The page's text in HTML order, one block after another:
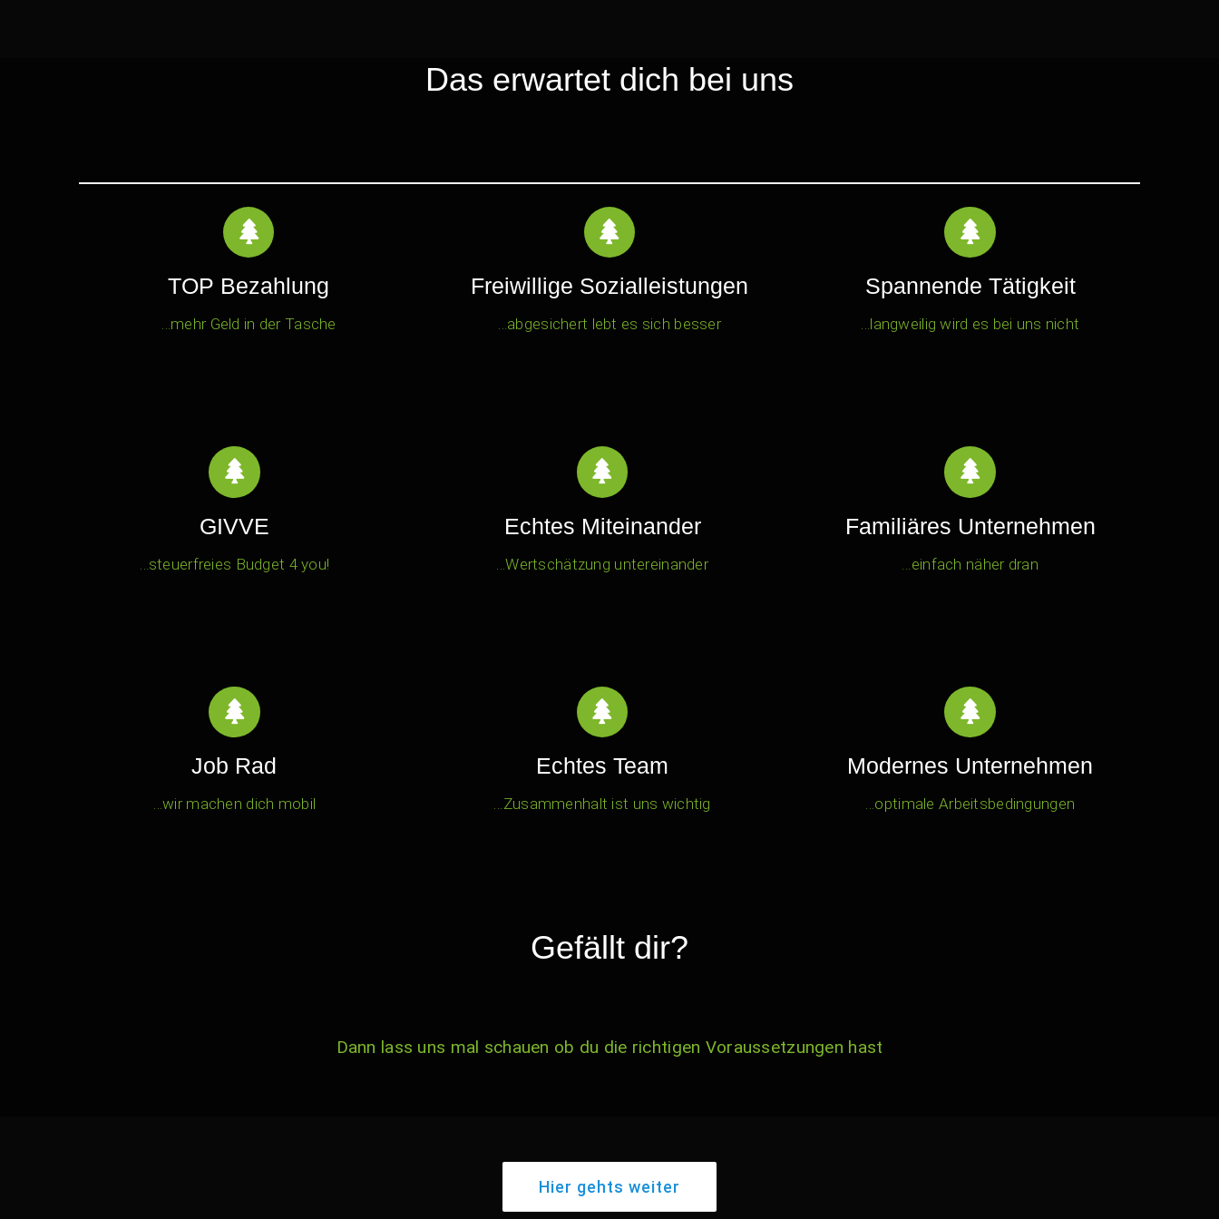
Das erwartet dich bei uns
TOP Bezahlung
…mehr Geld in der Tasche
Freiwillige Sozialleistungen
…abgesichert lebt es sich besser
Spannende Tätigkeit
…langweilig wird es bei uns nicht
GIVVE
…steuerfreies Budget 4 you!
Echtes Miteinander
…Wertschätzung untereinander
Familiäres Unternehmen
…einfach näher dran
Job Rad
…wir machen dich mobil
Echtes Team
…Zusammenhalt ist uns wichtig
Modernes Unternehmen
…optimale Arbeitsbedingungen
Gefällt dir?
Dann lass uns mal schauen ob du die richtigen Voraussetzungen hast
Hier gehts weiter